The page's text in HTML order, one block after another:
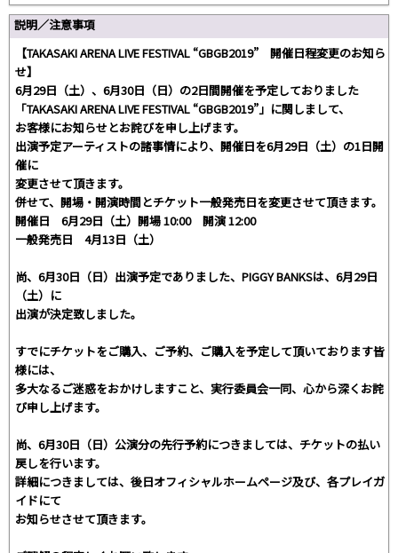
説明／注意事項
【TAKASAKI ARENA LIVE FESTIVAL “GBGB2019” 開催日程変更のお知ら
せ】
6月29日（土）、6月30日（日）の2日間開催を予定しておりました
「TAKASAKI ARENA LIVE FESTIVAL “GBGB2019”」に関しまして、
お客様にお知らせとお詫びを申し上げます。
出演予定アーティストの諸事情により、開催日を6月29日（土）の1日開
催に
変更させて頂きます。
併せて、開場・開演時間とチケット一般発売日を変更させて頂きます。
開催日 6月29日（土）開場 10:00 開演 12:00
一般発売日 4月13日（土）
尚、6月30日（日）出演予定でありました、PIGGY BANKSは、6月29日
（土）に
出演が決定致しました。
すでにチケットをご購入、ご予約、ご購入を予定して頂いております皆
様には、
多大なるご迷惑をおかけしますこと、実行委員会一同、心から深くお詫
び申し上げます。
尚、6月30日（日）公演分の先行予約につきましては、チケットの払い
戻しを行います。
詳細につきましては、後日オフィシャルホームページ及び、各プレイガ
イドにて
お知らせさせて頂きます。